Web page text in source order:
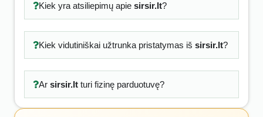
Kiek yra atsiliepimų apie sirsir.lt?
Kiek vidutiniškai užtrunka pristatymas iš sirsir.lt?
Ar sirsir.ltturi fizinę parduotuvę?